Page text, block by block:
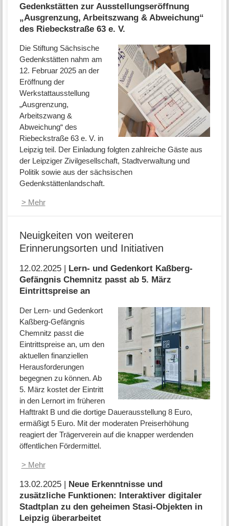
Gedenkstätten zur Ausstellungseröffnung
„Ausgrenzung, Arbeitszwang & Abweichung“
des Riebeckstraße 63 e. V.
Die Stiftung Sächsische
Gedenkstätten nahm am
12. Februar 2025 an der
Eröffnung der
Werkstattausstellung
„Ausgrenzung,
Arbeitszwang &
Abweichung“ des
Riebeckstraße 63 e. V. in
Leipzig teil. Der Einladung folgten zahlreiche Gäste aus
der Leipziger Zivilgesellschaft, Stadtverwaltung und
Politik sowie aus der sächsischen
Gedenkstättenlandschaft.
> Mehr
Neuigkeiten von weiteren
Erinnerungsorten und Initiativen
12.02.2025 | Lern- und Gedenkort Kaßberg-
Gefängnis Chemnitz passt ab 5. März
Eintrittspreise an
Der Lern- und Gedenkort
Kaßberg-Gefängnis
Chemnitz passt die
Eintrittspreise an, um den
aktuellen finanziellen
Herausforderungen
begegnen zu können. Ab
5. März kostet der Eintritt
in den Lernort im früheren
Hafttrakt B und die dortige Dauerausstellung 8 Euro,
ermäßigt 5 Euro. Mit der moderaten Preiserhöhung
reagiert der Trägerverein auf die knapper werdenden
öffentlichen Fördermittel.
> Mehr
13.02.2025 | Neue Erkenntnisse und
zusätzliche Funktionen: Interaktiver digitaler
Stadtplan zu den geheimen Stasi-Objekten in
Leipzig überarbeitet